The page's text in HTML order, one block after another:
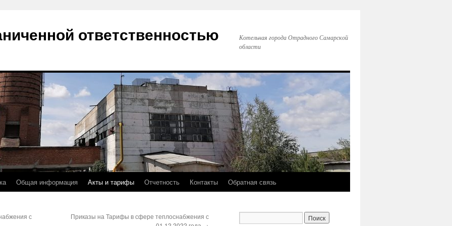
ответственностью
Котельная города Отрадного Самарской
области
Общая информация Акты и тарифы Отчетность Контакты Обратная связь
с
Приказы на Тарифы в сфере теплоснабжения с